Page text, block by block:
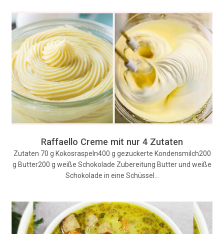
Raffaello Creme mit nur 4 Zutaten
Zutaten 70 g Kokosraspeln400 g gezuckerte Kondensmilch200
g Butter200 g weiße Schokolade Zubereitung Butter und weiße
Schokolade in eine Schüssel…